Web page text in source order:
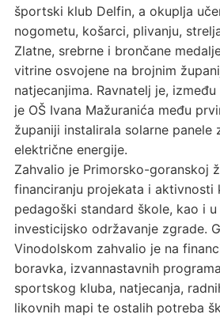
športski klub Delfin, a okuplja
nogometu, košarci, plivanju,
Zlatne, srebrne i brončane
vitrine osvojene na brojnim
natjecanjima. Ravnatelj je,
je OŠ Ivana Mažuranića među
županiji instalirala solarne panele
električne energije.
Zahvalio je Primorsko-goranskoj
financiranju projekata i aktivnosti
pedagoški standard škole, kao i
investicijsko održavanje zgrade.
Vinodolskom zahvalio je na
boravka, izvannastavnih
sportskog kluba, natjecanja,
likovnih mapi te ostalih potreba